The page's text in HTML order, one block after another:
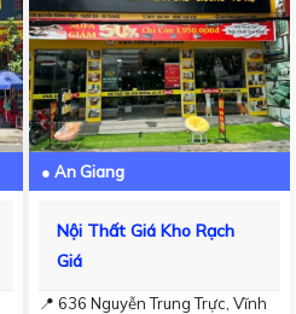
● An Giang
Nội Thất Giá Kho Rạch
Giá
📍 636 Nguyễn Trung Trực, Vĩnh